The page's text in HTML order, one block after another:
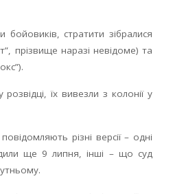
бойовиків, стратити зібралися
прізвище наразі невідоме) та
їх вивезли з колонії у
різні версії – одні
ще 9 липня, інші – що суд